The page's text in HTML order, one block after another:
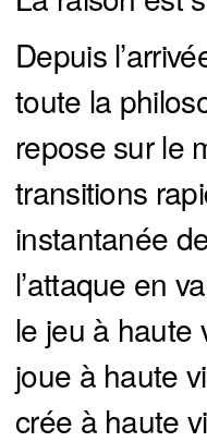
Depuis
toute la
repose sur le
transitions
instantanée
l’attaque en
le jeu à haute
joue à haute
crée à haute